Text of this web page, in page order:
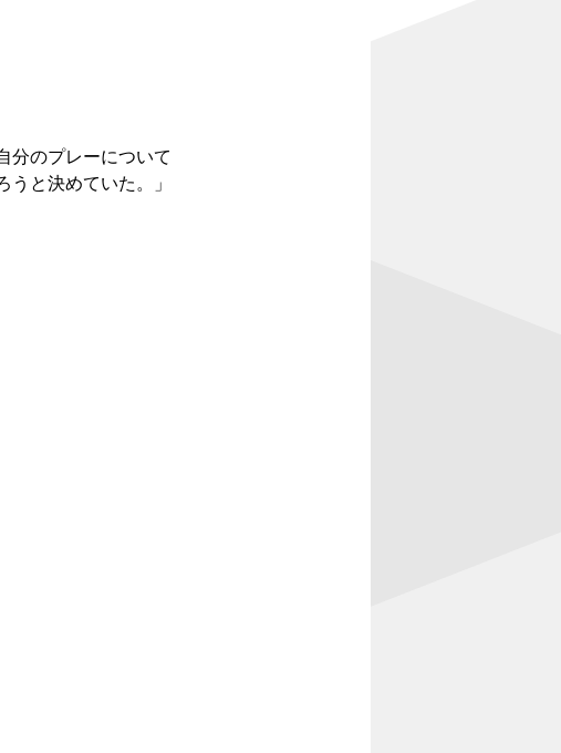
分のプレーについて
と決めていた。」